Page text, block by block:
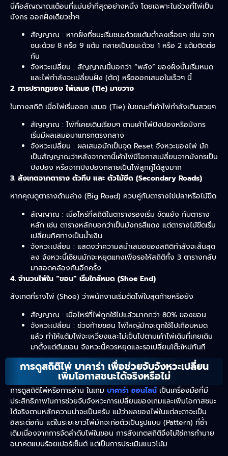
นี่คือสัญญาณเตือนที่แม่นยำที่สุดอย่างหนึ่ง โดยเฉพาะในช่วงที่ไพ่เป็น
มังกร ออกฝั่งเดียวซ้ำๆ
สัญญาณ : หากฝั่งที่ชนะเริ่มชนะด้วยแต้มต่ำลงเรื่อยๆ เช่น จาก
ชนะด้วย 8 หรือ 9 แต้ม กลายเป็นชนะด้วย 1 หรือ 2 แต้มติดต่อ
กัน
จังหวะเปลี่ยน : สัญญาณนี้บอกว่า “พลัง” ของฝั่งนั้นเริ่มหมด
และไพ่กำลังจะเปลี่ยนฝั่ง (ตัด) หรือออกเสมอในเร็วๆ นี้
2. การปรากฏของ ไพ่เสมอ (Tie) มาขวาง
ในทางสถิติ เมื่อไพ่เริ่มออก เสมอ (Tie) ในขณะที่เค้าไพ่กำลังเดินสวยๆ
สัญญาณ : ไพ่ที่เคยเดินเรียบๆ ตามเค้าไพ่ปิงปองหรือมังกร
เริ่มมีผลเสมอมาแทรกตรงกลาง
จังหวะเปลี่ยน : ผลเสมอมักเป็นจุด Reset จังหวะของไพ่ มัก
เป็นสัญญาณว่าหลังจากตานี้เค้าไพ่มีโอกาสเปลี่ยนจากมังกรเป็น
ปิงปอง หรือจากปิงปองกลายเป็นไพ่ลูกคู่ได้สูงมาก
3. สังเกตจากตาราง ตัวทึบ และ ตัวไม้ขีด (Secondary Roads)
หากคุณดูตารางด้านล่าง (Big Road) ควบคู่กับตารางไข่ปลาหรือไม้ขีด
สัญญาณ : เมื่อไหร่ที่สถิติในตารางรองเริ่ม ขัดแย้ง กับตาราง
หลัก เช่น ตารางหลักบอกว่าเป็นมังกรสีแดง แต่ตารางไม้ขีดเริ่ม
เปลี่ยนทิศทางเป็นน้ำเงิน
จังหวะเปลี่ยน : แสดงว่าความสม่ำเสมอของสถิติกำลังจะสิ้นสุด
ลง จังหวะนี้เซียนมักจะหยุดแทงเพื่อรอให้สถิติทั้ง 3 ตารางกลับ
มาสอดคล้องกันอีกครั้ง
4. จำนวนไพ่ใน “ขอน” เริ่มใกล้หมด (Shoe End)
สังเกตที่รางไพ่ (Shoe) ว่าพนักงานเริ่มตัดไพ่ใบสุดท้ายหรือยัง
สัญญาณ : เมื่อไหร่ที่ไพ่ถูกใช้ไปแล้วมากกว่า 80% ของขอน
จังหวะเปลี่ยน : ช่วงท้ายขอน ไพ่ใหญ่มักจะถูกใช้ไปเกือบหมด
แล้ว ทำให้แต้มไพ่จะเหวี่ยงและไม่เป็นไปตามเค้าไพ่เดิมที่เคยเดิน
มาตั้งแต่ต้นขอน จังหวะนี้ควรหยุดและรอเปลี่ยนโต๊ะใหม่ทันที
การดูสถิติไพ่ บาคาร่า เพื่อช่วยจับจังหวะเปลี่ยน
เพิ่มโอกาสชนะได้จริงหรือไม่
การดูสถิติไพ่หรือการอ่าน ในเกม บาคาร่า ออนไลน์ เป็นเครื่องมือที่มี
ประสิทธิภาพในการช่วยจับจังหวะการเปลี่ยนของเกมและเพิ่มโอกาสชนะ
ได้จริงตามหลักความน่าจะเป็นครับ แม้ว่าผลของไพ่ในแต่ละตาจะเป็น
อิสระต่อกัน แต่ในระยะยาวไพ่มักจะก่อตัวเป็นรูปแบบ (Pattern) ที่ซ้ำ
เดิมเนื่องจากการจัดลำดับไพ่ในขอน การสังเกตสถิติจึงไม่ใช่การทำนาย
อนาคตแบบร้อยเปอร์เซ็นต์ แต่เป็นการประเมินแนวโน้ม